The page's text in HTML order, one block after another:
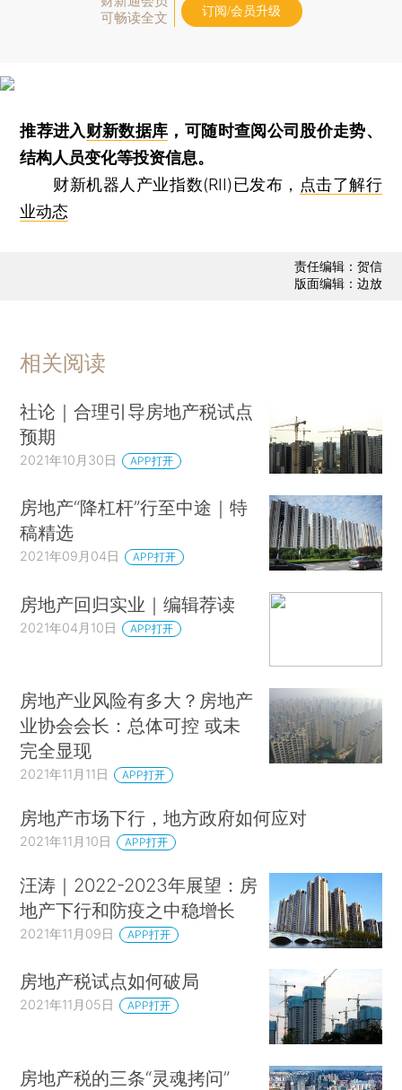
可畅读全文
订阅/会员升级
推荐进入财新数据库 ，可随时查阅公司股价走势、
结构人员变化等投资信息。
财新机器人产业指数(RII)已发布， 点击了解行
业动态
责任编辑：贺信
版面编辑：边放
相关阅读
社论｜合理引导房地产税试点
预期
2021年10月30日 APP打开
房地产“降杠杆”行至中途｜特
稿精选
2021年09月04日 APP打开
房地产回归实业｜编辑荐读
2021年04月10日 APP打开
房地产业风险有多大？房地产
业协会会长：总体可控 或未
完全显现
2021年11月11日 APP打开
房地产市场下行，地方政府如何应对
2021年11月10日 APP打开
汪涛｜2022-2023年展望：房
地产下行和防疫之中稳增长
2021年11月09日 APP打开
房地产税试点如何破局
2021年11月05日 APP打开
房地产税的三条“灵魂拷问”